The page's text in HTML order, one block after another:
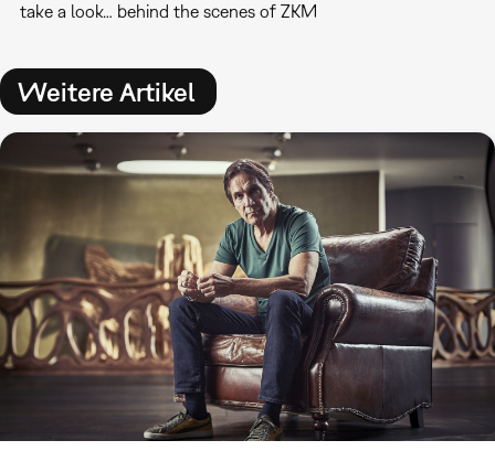
take a look… behind the scenes of ZKM
Weitere Artikel